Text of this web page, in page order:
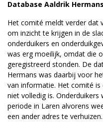
Database Aaldrik Hermans
Het comité meldt verder dat
om inzicht te krijgen in de
onderduikers en
was erg moeilijk, omdat die
geregistreerd stonden. De
Hermans was daarbij voor
van informatie. Het comité
niet volledig is.
periode in Laren alvorens
een ander adres te verhuizen.